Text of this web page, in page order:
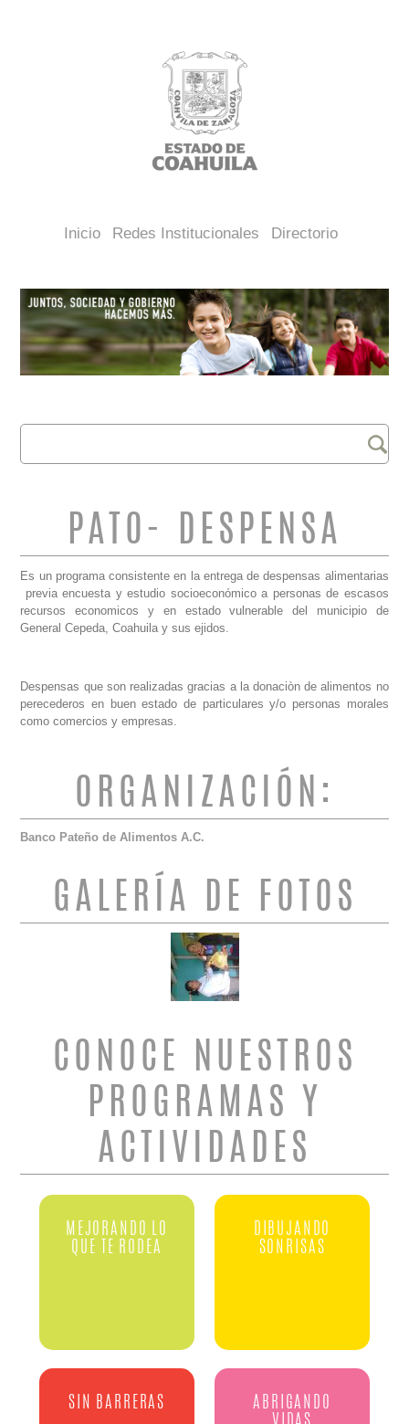
Inicio Redes Institucionales Directorio
FORMULARIO DE
BÚSQUEDA
Buscar
PATO- DESPENSA
Es un programa consistente en la entrega de despensas alimentarias
previa encuesta y estudio socioeconómico a personas de escasos
recursos economicos y en estado vulnerable del municipio de
General Cepeda, Coahuila y sus ejidos.
Despensas que son realizadas gracias a la donaciòn de alimentos no
perecederos en buen estado de particulares y/o personas morales
como comercios y empresas.
ORGANIZACIÓN:
Banco Pateño de Alimentos A.C.
GALERÍA DE FOTOS
CONOCE NUESTROS
PROGRAMAS Y
ACTIVIDADES
MEJORANDO LO
QUE TE RODEA
DIBUJANDO
SONRISAS
SIN BARRERAS
ABRIGANDO